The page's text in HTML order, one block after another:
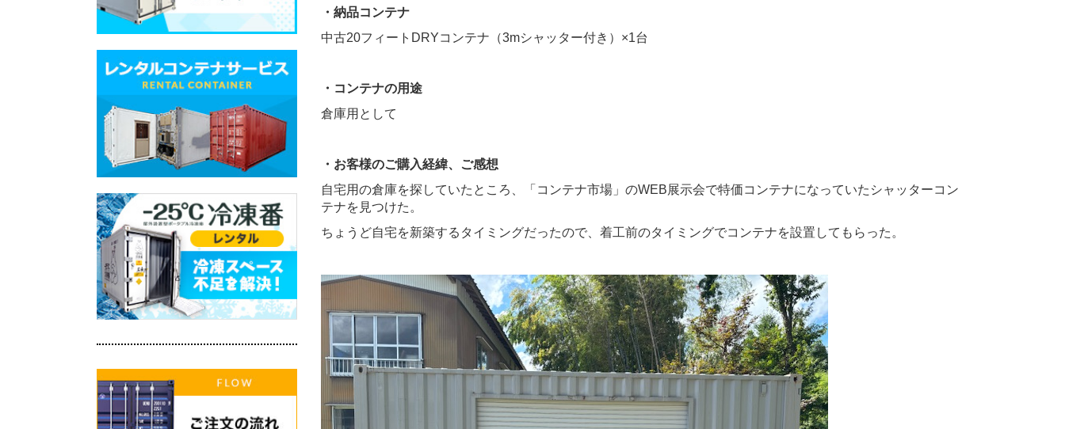
・納品コンテナ
中古20フィートDRYコンテナ（3mシャッター付き）×1台
・コンテナの用途
倉庫用として
・お客様のご購入経緯、ご感想
自宅用の倉庫を探していたところ、「コンテナ市場」のWEB展示会で特価コンテナになっていたシャッターコン
テナを見つけた。
ちょうど自宅を新築するタイミングだったので、着工前のタイミングでコンテナを設置してもらった。